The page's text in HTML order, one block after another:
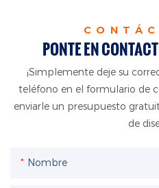
PONTE EN
¡Simplemente deje su
teléfono en el formulario de
enviarle un presupuesto
de
Nombre